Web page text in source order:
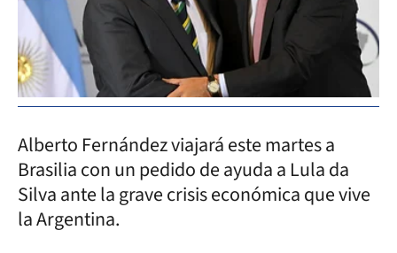
Alberto Fernández viajará este martes a
Brasilia con un pedido de ayuda a Lula da
Silva ante la grave crisis económica que vive
la Argentina.